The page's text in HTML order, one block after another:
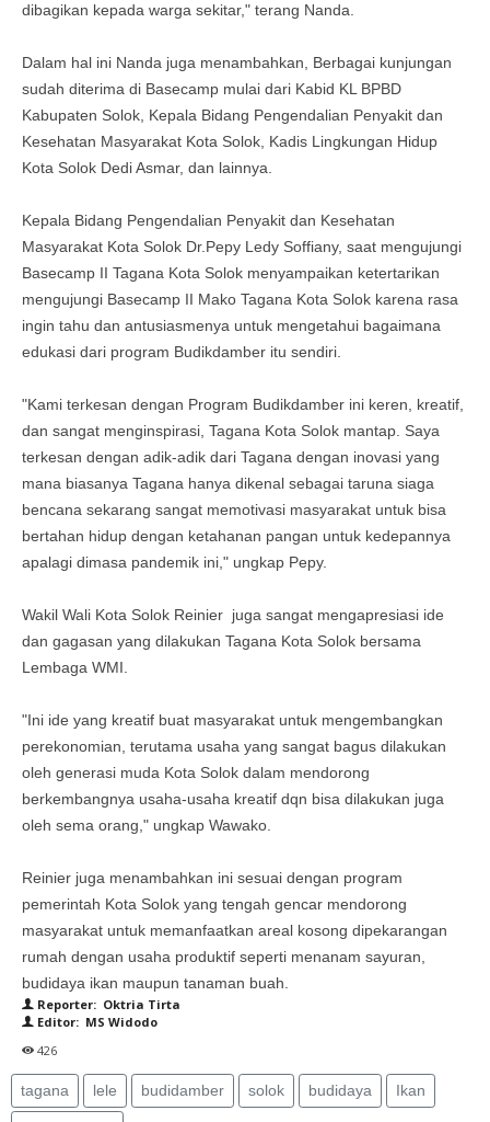
dibagikan kepada warga sekitar," terang Nanda.
Dalam hal ini Nanda juga menambahkan, Berbagai kunjungan
sudah diterima di Basecamp mulai dari Kabid KL BPBD
Kabupaten Solok, Kepala Bidang Pengendalian Penyakit dan
Kesehatan Masyarakat Kota Solok, Kadis Lingkungan Hidup
Kota Solok Dedi Asmar, dan lainnya.
Kepala Bidang Pengendalian Penyakit dan Kesehatan
Masyarakat Kota Solok Dr.Pepy Ledy Soffiany, saat mengujungi
Basecamp II Tagana Kota Solok menyampaikan ketertarikan
mengujungi Basecamp II Mako Tagana Kota Solok karena rasa
ingin tahu dan antusiasmenya untuk mengetahui bagaimana
edukasi dari program Budikdamber itu sendiri.
"Kami terkesan dengan Program Budikdamber ini keren, kreatif,
dan sangat menginspirasi, Tagana Kota Solok mantap. Saya
terkesan dengan adik-adik dari Tagana dengan inovasi yang
mana biasanya Tagana hanya dikenal sebagai taruna siaga
bencana sekarang sangat memotivasi masyarakat untuk bisa
bertahan hidup dengan ketahanan pangan untuk kedepannya
apalagi dimasa pandemik ini," ungkap Pepy.
Wakil Wali Kota Solok Reinier juga sangat mengapresiasi ide
dan gagasan yang dilakukan Tagana Kota Solok bersama
Lembaga WMI.
"Ini ide yang kreatif buat masyarakat untuk mengembangkan
perekonomian, terutama usaha yang sangat bagus dilakukan
oleh generasi muda Kota Solok dalam mendorong
berkembangnya usaha-usaha kreatif dqn bisa dilakukan juga
oleh sema orang," ungkap Wawako.
Reinier juga menambahkan ini sesuai dengan program
pemerintah Kota Solok yang tengah gencar mendorong
masyarakat untuk memanfaatkan areal kosong dipekarangan
rumah dengan usaha produktif seperti menanam sayuran,
budidaya ikan maupun tanaman buah.
Reporter: Oktria Tirta
Editor: MS Widodo
426
tagana lele budidamber solok budidaya Ikan